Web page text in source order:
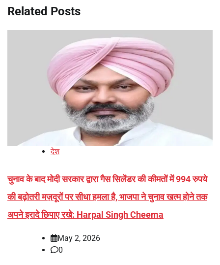
Related Posts
देश
चुनाव के बाद मोदी सरकार द्वारा गैस सिलेंडर की कीमतों में 994 रुपये
की बढ़ोतरी मज़दूरों पर सीधा हमला है, भाजपा ने चुनाव खत्म होने तक
अपने इरादे छिपाए रखे: Harpal Singh Cheema
May 2, 2026
0